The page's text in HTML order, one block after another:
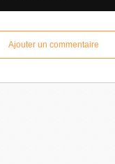
Ajouter un commentaire